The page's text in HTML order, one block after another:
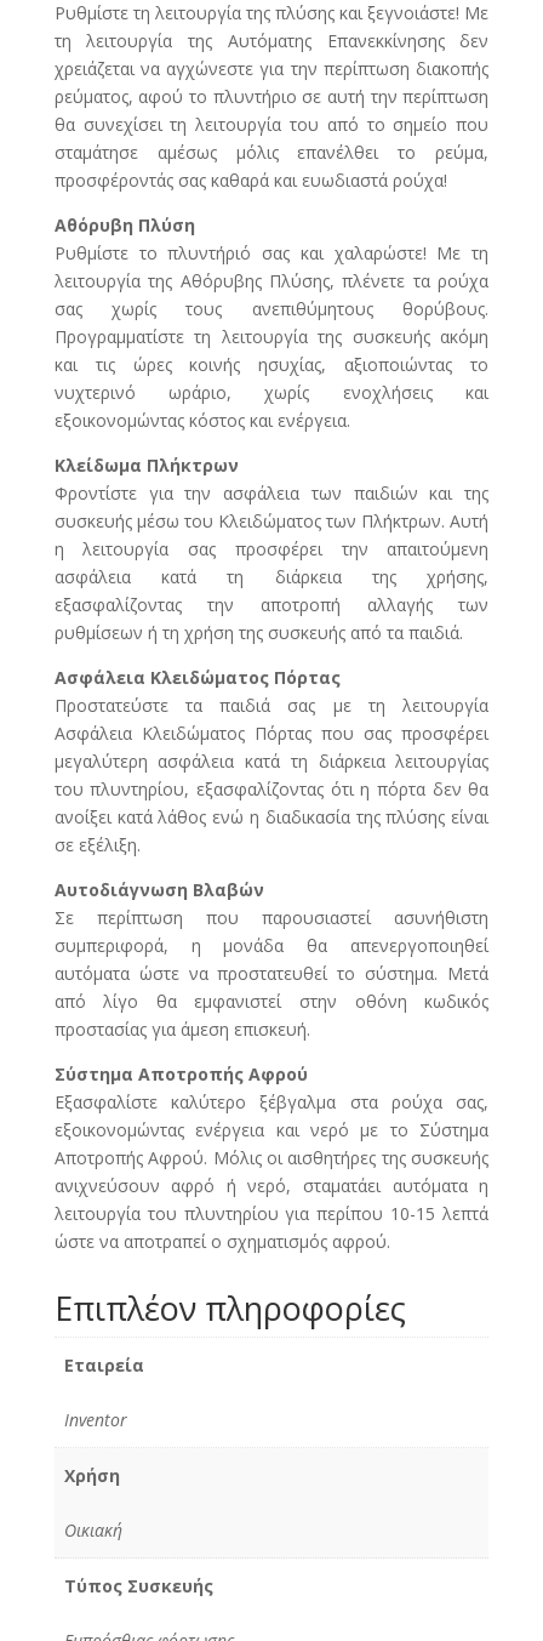
Ρυθμίστε τη λειτουργία της πλύσης και ξεγνοιάστε! Με
τη λειτουργία της Αυτόματης Επανεκκίνησης δεν
χρειάζεται να αγχώνεστε για την περίπτωση διακοπής
ρεύματος, αφού το πλυντήριο σε αυτή την περίπτωση
θα συνεχίσει τη λειτουργία του από το σημείο που
σταμάτησε αμέσως μόλις επανέλθει το ρεύμα,
προσφέροντάς σας καθαρά και ευωδιαστά ρούχα!
Αθόρυβη Πλύση
Ρυθμίστε το πλυντήριό σας και χαλαρώστε! Με τη
λειτουργία της Αθόρυβης Πλύσης, πλένετε τα ρούχα
σας χωρίς τους ανεπιθύμητους θορύβους.
Προγραμματίστε τη λειτουργία της συσκευής ακόμη
και τις ώρες κοινής ησυχίας, αξιοποιώντας το
νυχτερινό ωράριο, χωρίς ενοχλήσεις και
εξοικονομώντας κόστος και ενέργεια.
Κλείδωμα Πλήκτρων
Φροντίστε για την ασφάλεια των παιδιών και της
συσκευής μέσω του Κλειδώματος των Πλήκτρων. Αυτή
η λειτουργία σας προσφέρει την απαιτούμενη
ασφάλεια κατά τη διάρκεια της χρήσης,
εξασφαλίζοντας την αποτροπή αλλαγής των
ρυθμίσεων ή τη χρήση της συσκευής από τα παιδιά.
Ασφάλεια Κλειδώματος Πόρτας
Προστατεύστε τα παιδιά σας με τη λειτουργία
Ασφάλεια Κλειδώματος Πόρτας που σας προσφέρει
μεγαλύτερη ασφάλεια κατά τη διάρκεια λειτουργίας
του πλυντηρίου, εξασφαλίζοντας ότι η πόρτα δεν θα
ανοίξει κατά λάθος ενώ η διαδικασία της πλύσης είναι
σε εξέλιξη.
Αυτοδιάγνωση Βλαβών
Σε περίπτωση που παρουσιαστεί ασυνήθιστη
συμπεριφορά, η μονάδα θα απενεργοποιηθεί
αυτόματα ώστε να προστατευθεί το σύστημα. Μετά
από λίγο θα εμφανιστεί στην οθόνη κωδικός
προστασίας για άμεση επισκευή.
Σύστημα Αποτροπής Αφρού
Εξασφαλίστε καλύτερο ξέβγαλμα στα ρούχα σας,
εξοικονομώντας ενέργεια και νερό με το Σύστημα
Αποτροπής Αφρού. Μόλις οι αισθητήρες της συσκευής
ανιχνεύσουν αφρό ή νερό, σταματάει αυτόματα η
λειτουργία του πλυντηρίου για περίπου 10-15 λεπτά
ώστε να αποτραπεί ο σχηματισμός αφρού.
Επιπλέον πληροφορίες
Εταιρεία
Inventor
Χρήση
Οικιακή
Τύπος Συσκευής